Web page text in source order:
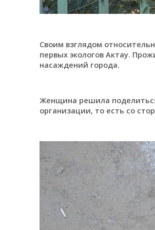
Своим взглядом
первых экологов Актау.
насаждений города.
Женщина решила
организации, то есть со